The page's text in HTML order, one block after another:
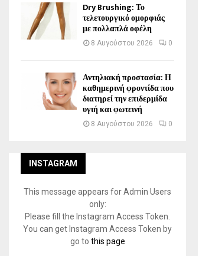
Dry Brushing: Το
τελετουργικό ομορφιάς
με πολλαπλά οφέλη
8 Αυγούστου 2026 0
Αντηλιακή προστασία: Η
καθημερινή φροντίδα που
διατηρεί την επιδερμίδα
υγιή και φωτεινή
8 Αυγούστου 2026 0
INSTAGRAM
This message appears for Admin Users
only:
Please fill the Instagram Access Token.
You can get Instagram Access Token by
go to this page